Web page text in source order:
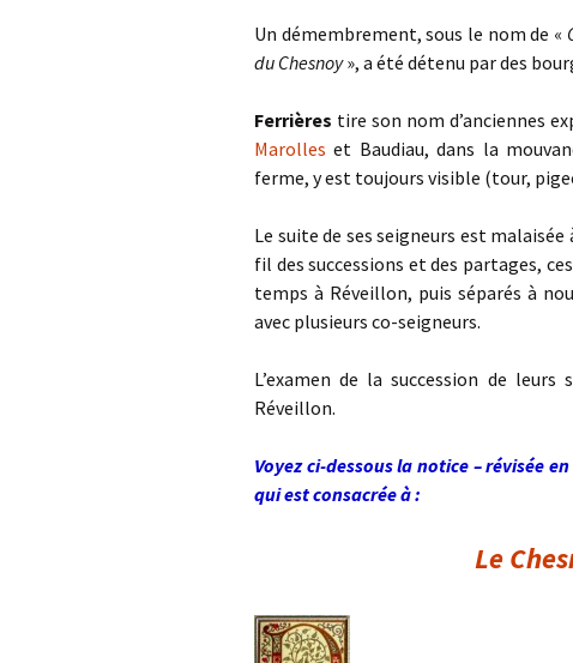
Un démembrement, sous le nom de «
du Chesnoy», a été détenu par des
Ferrières tire son nom d’anciennes
Marolleset Baudiau, dans la
ferme, y est toujours visible (tour,
Le suite de ses seigneurs est
fil des successions et des partages,
temps à Réveillon, puis séparés à
avec plusieurs co-seigneurs.
L’examen de la succession de
Réveillon.
Voyez ci-dessous la notice – révisée
qui est consacrée à :
Le